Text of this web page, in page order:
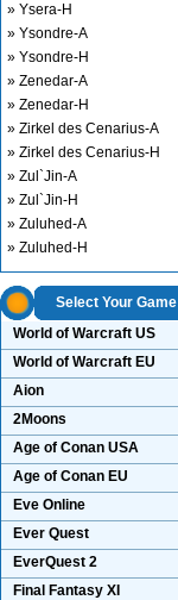
» Ysera-H
» Ysondre-A
» Ysondre-H
» Zenedar-A
» Zenedar-H
» Zirkel des Cenarius-A
» Zirkel des Cenarius-H
» Zul`Jin-A
» Zul`Jin-H
» Zuluhed-A
» Zuluhed-H
Select Your Game
World of Warcraft US
World of Warcraft EU
Aion
2Moons
Age of Conan USA
Age of Conan EU
Eve Online
Ever Quest
EverQuest 2
Final Fantasy XI